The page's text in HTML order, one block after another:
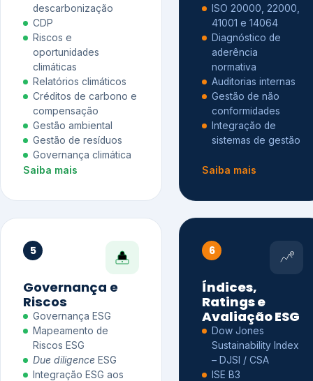
descarbonização
CDP
Riscos e
oportunidades
climáticas
Relatórios climáticos
Créditos de carbono e
compensação
Gestão ambiental
Gestão de resíduos
Governança climática
Saiba mais
ISO 20000, 22000,
41001 e 14064
Diagnóstico de
aderência
normativa
Auditorias internas
Gestão de não
conformidades
Integração de
sistemas de gestão
Saiba mais
5
Governança e
Riscos
Governança ESG
Mapeamento de
Riscos ESG
Due diligence ESG
Integração ESG aos
6
Índices,
Ratings e
Avaliação ESG
Dow Jones
Sustainability Index
– DJSI / CSA
ISE B3